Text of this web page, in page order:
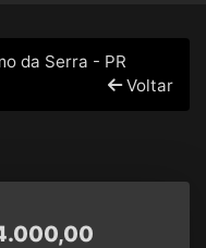
da Serra - PR
Voltar